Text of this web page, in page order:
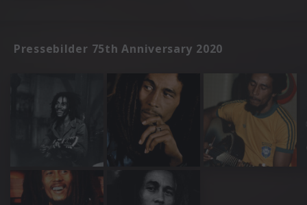
Pressebilder 75th Anniversary 2020